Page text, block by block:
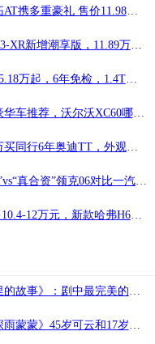
多重豪礼 售价11.98万元起陪你悦享人生
潮享版，11.89万元很个性，底盘质感好过本田XR-V
起，6年免检，1.4T油耗6L，省事又省油
，沃尔沃XC60哪个配置最值得买？首选次顶配
年奥迪TT，外观让人心碎内饰看了浮想联翩？
真合资”领克06对比一汽-大众探影
12万元，新款哈弗H6运动版智联型上市
事》：剧中最完美的男人，非他莫属
》45岁可云和17岁女儿同框，不似母女更似姐妹